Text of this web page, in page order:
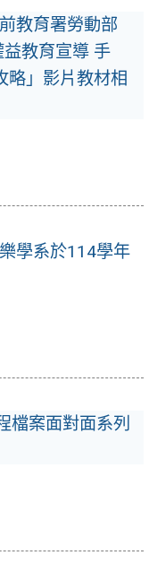
教育署勞動部
教育宣導 手
略」影片教材相
學系於114學年
檔案面對面系列